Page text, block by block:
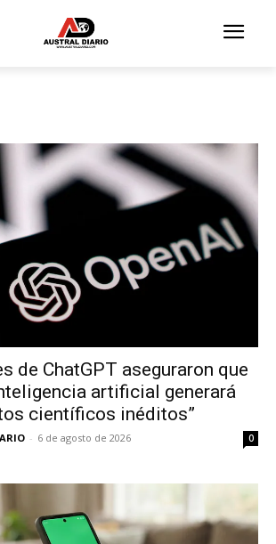
de ChatGPT aseguraron que
artificial generará
científicos inéditos”
- 6 de agosto de 2026 0